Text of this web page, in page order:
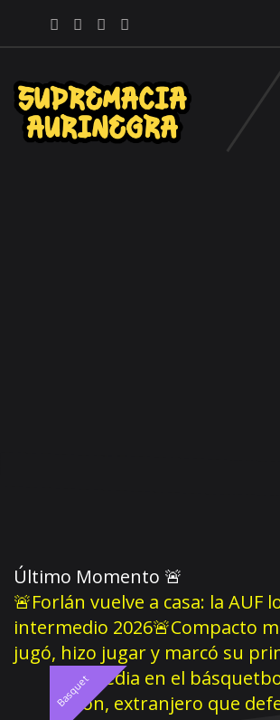
Último Momento 🚨
🚨Forlán vuelve a casa: la
intermedio 2026🚨Compacto
jugó, hizo jugar y marcó su
Basquet